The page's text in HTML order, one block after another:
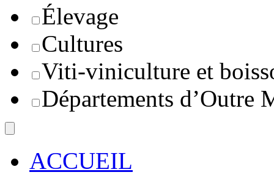
Élevage
Cultures
Viti-viniculture et
Départements d’Outre
ACCUEIL